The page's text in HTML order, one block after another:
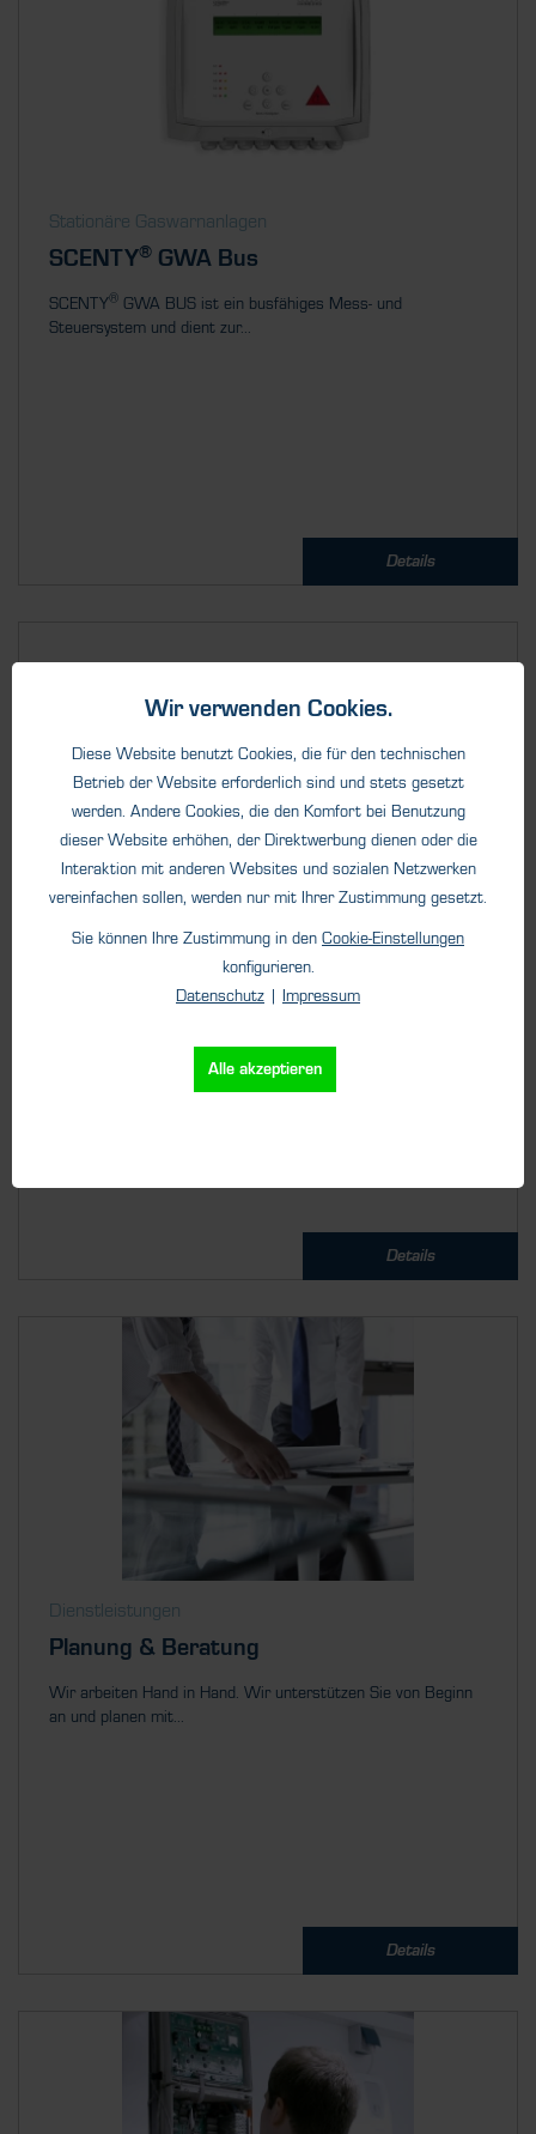
Stationäre Gaswarnanlagen
SCENTY® GWA Bus
SCENTY® GWA BUS ist ein busfähiges Mess- und
Steuersystem und dient zur...
Details
® GSX 100
Unsere kostengünstige und kleinste Gaswarnanlage ist
Details
Dienstleistungen
Planung & Beratung
Wir arbeiten Hand in Hand. Wir unterstützen Sie von Beginn
an und planen mit...
Details
Wir verwenden Cookies.
Diese Website benutzt Cookies, die für den technischen
Betrieb der Website erforderlich sind und stets gesetzt
werden. Andere Cookies, die den Komfort bei Benutzung
dieser Website erhöhen, der Direktwerbung dienen oder die
Interaktion mit anderen Websites und sozialen Netzwerken
vereinfachen sollen, werden nur mit Ihrer Zustimmung gesetzt.
Sie können Ihre Zustimmung in den Cookie-Einstellungen
konfigurieren.
Datenschutz
Impressum
Alle akzeptieren